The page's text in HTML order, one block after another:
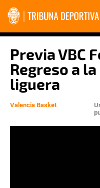
Previa VBC
Regreso a
liguera
Valencia Basket